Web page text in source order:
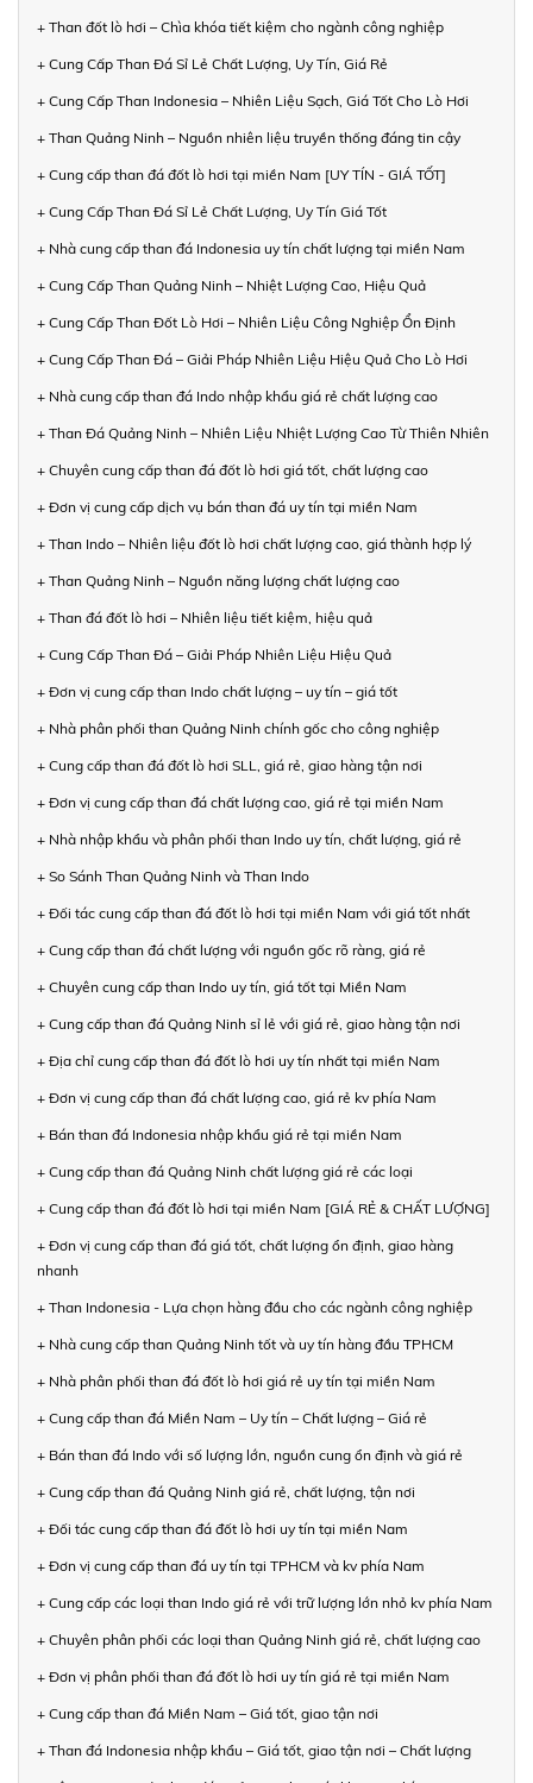
+ Than đốt lò hơi – Chìa khóa tiết kiệm cho ngành công nghiệp
+ Cung Cấp Than Đá Sỉ Lẻ Chất Lượng, Uy Tín, Giá Rẻ
+ Cung Cấp Than Indonesia – Nhiên Liệu Sạch, Giá Tốt Cho Lò Hơi
+ Than Quảng Ninh – Nguồn nhiên liệu truyền thống đáng tin cậy
+ Cung cấp than đá đốt lò hơi tại miền Nam [UY TÍN - GIÁ TỐT]
+ Cung Cấp Than Đá Sỉ Lẻ Chất Lượng, Uy Tín Giá Tốt
+ Nhà cung cấp than đá Indonesia uy tín chất lượng tại miền Nam
+ Cung Cấp Than Quảng Ninh – Nhiệt Lượng Cao, Hiệu Quả
+ Cung Cấp Than Đốt Lò Hơi – Nhiên Liệu Công Nghiệp Ổn Định
+ Cung Cấp Than Đá – Giải Pháp Nhiên Liệu Hiệu Quả Cho Lò Hơi
+ Nhà cung cấp than đá Indo nhập khẩu giá rẻ chất lượng cao
+ Than Đá Quảng Ninh – Nhiên Liệu Nhiệt Lượng Cao Từ Thiên Nhiên
+ Chuyên cung cấp than đá đốt lò hơi giá tốt, chất lượng cao
+ Đơn vị cung cấp dịch vụ bán than đá uy tín tại miền Nam
+ Than Indo – Nhiên liệu đốt lò hơi chất lượng cao, giá thành hợp lý
+ Than Quảng Ninh – Nguồn năng lượng chất lượng cao
+ Than đá đốt lò hơi – Nhiên liệu tiết kiệm, hiệu quả
+ Cung Cấp Than Đá – Giải Pháp Nhiên Liệu Hiệu Quả
+ Đơn vị cung cấp than Indo chất lượng – uy tín – giá tốt
+ Nhà phân phối than Quảng Ninh chính gốc cho công nghiệp
+ Cung cấp than đá đốt lò hơi SLL, giá rẻ, giao hàng tận nơi
+ Đơn vị cung cấp than đá chất lượng cao, giá rẻ tại miền Nam
+ Nhà nhập khẩu và phân phối than Indo uy tín, chất lượng, giá rẻ
+ So Sánh Than Quảng Ninh và Than Indo
+ Đối tác cung cấp than đá đốt lò hơi tại miền Nam với giá tốt nhất
+ Cung cấp than đá chất lượng với nguồn gốc rõ ràng, giá rẻ
+ Chuyên cung cấp than Indo uy tín, giá tốt tại Miền Nam
+ Cung cấp than đá Quảng Ninh sỉ lẻ với giá rẻ, giao hàng tận nơi
+ Địa chỉ cung cấp than đá đốt lò hơi uy tín nhất tại miền Nam
+ Đơn vị cung cấp than đá chất lượng cao, giá rẻ kv phía Nam
+ Bán than đá Indonesia nhập khẩu giá rẻ tại miền Nam
+ Cung cấp than đá Quảng Ninh chất lượng giá rẻ các loại
+ Cung cấp than đá đốt lò hơi tại miền Nam [GIÁ RẺ & CHẤT LƯỢNG]
+ Đơn vị cung cấp than đá giá tốt, chất lượng ổn định, giao hàng
nhanh
+ Than Indonesia - Lựa chọn hàng đầu cho các ngành công nghiệp
+ Nhà cung cấp than Quảng Ninh tốt và uy tín hàng đầu TPHCM
+ Nhà phân phối than đá đốt lò hơi giá rẻ uy tín tại miền Nam
+ Cung cấp than đá Miền Nam – Uy tín – Chất lượng – Giá rẻ
+ Bán than đá Indo với số lượng lớn, nguồn cung ổn định và giá rẻ
+ Cung cấp than đá Quảng Ninh giá rẻ, chất lượng, tận nơi
+ Đối tác cung cấp than đá đốt lò hơi uy tín tại miền Nam
+ Đơn vị cung cấp than đá uy tín tại TPHCM và kv phía Nam
+ Cung cấp các loại than Indo giá rẻ với trữ lượng lớn nhỏ kv phía Nam
+ Chuyên phân phối các loại than Quảng Ninh giá rẻ, chất lượng cao
+ Đơn vị phân phối than đá đốt lò hơi uy tín giá rẻ tại miền Nam
+ Cung cấp than đá Miền Nam – Giá tốt, giao tận nơi
+ Than đá Indonesia nhập khẩu – Giá tốt, giao tận nơi – Chất lượng